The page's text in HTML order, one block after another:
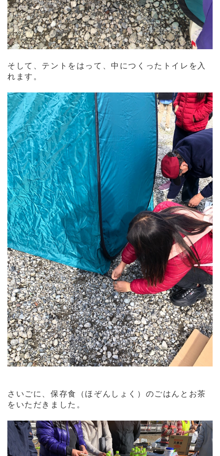
そして、テントをはって、中につくったトイレを入
れます。
さいごに、保存食（ほぞんしょく）のごはんとお茶
をいただきました。